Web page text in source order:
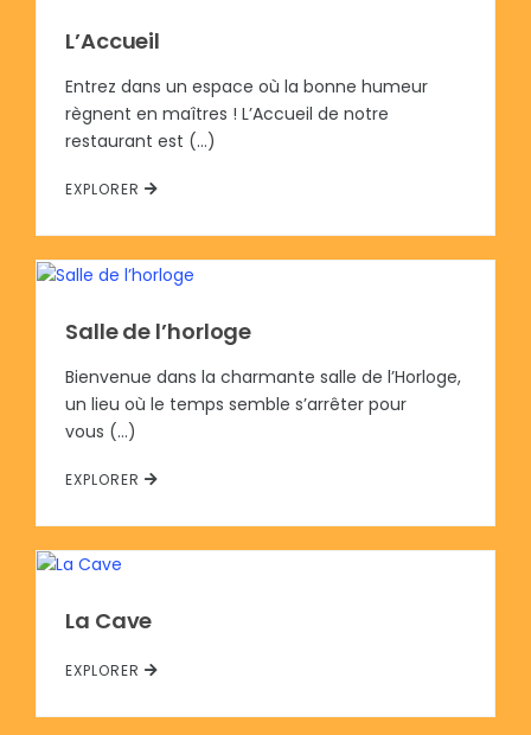
L’Accueil
Entrez dans un espace où la bonne humeur
règnent en maîtres ! L’Accueil de notre
restaurant est (…)
EXPLORER
Salle de l’horloge
Bienvenue dans la charmante salle de l’Horloge,
un lieu où le temps semble s’arrêter pour
vous (…)
EXPLORER
La Cave
EXPLORER